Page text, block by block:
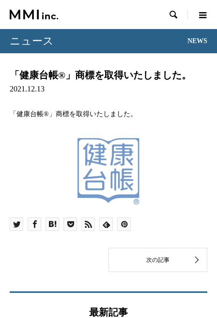

ニュース NEWS
「健康台帳®︎」商標を取得いたしました。
2021.12.13
「健康台帳®︎」商標を取得いたしました。
最新記事